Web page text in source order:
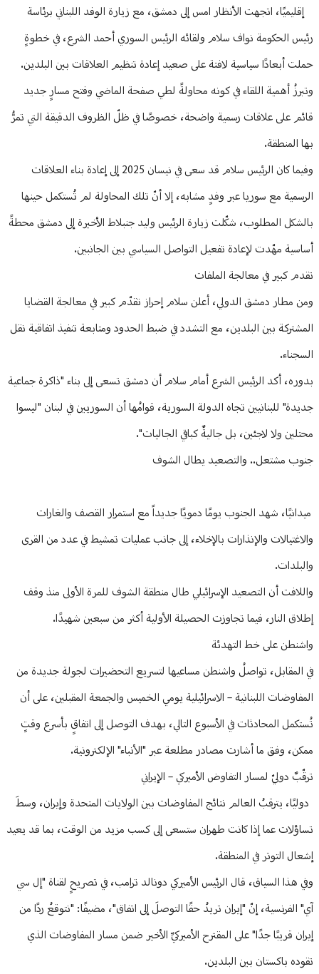
إقليميًا، اتجهت الأنظار امس إلى دمشق، مع زيارة الوفد اللبناني برئاسة
رئيس الحكومة نواف سلام ولقائه الرئيس السوري أحمد الشرع، في خطوةٍ
حملت أبعادًا سياسية لافتة على صعيد إعادة تنظيم العلاقات بين البلدين.
وتبرزُ أهمية اللقاء في كونه محاولةً لطي صفحة الماضي وفتح مسارٍ جديد
قائم على علاقات رسمية واضحة، خصوصًا في ظلّ الظروف الدقيقة التي تمرُّ
بها المنطقة.
وفيما كان الرئيس سلام قد سعى في نيسان 2025 إلى إعادة بناء العلاقات
الرسمية مع سوريا عبر وفدٍ مشابه، إلا أنّ تلك المحاولة لم تُستكمل حينها
بالشكل المطلوب، شكّلت زيارة الرئيس وليد جنبلاط الأخيرة إلى دمشق محطةً
أساسية مهّدت لإعادة تفعيل التواصل السياسي بين الجانبين.
تقدم كبير في معالجة الملفات
ومن مطار دمشق الدولي، أعلن سلام إحراز تقدّم كبير في معالجة القضايا
المشتركة بين البلدين، مع التشدد في ضبط الحدود ومتابعة تنفيذ اتفاقية نقل
السجناء.
بدوره، أكد الرئيس الشرع أمام سلام أن دمشق تسعى إلى بناء "ذاكرة جماعية
جديدة" للبنانيين تجاه الدولة السورية، قوامُها أن السوريين في لبنان "ليسوا
محتلين ولا لاجئين، بل جاليةٌ كباقي الجاليات".
جنوب مشتعل.. والتصعيد يطال الشوف
ميدانيًا، شهد الجنوب يومًا دمويًا جديداً مع استمرار القصف والغارات
والاغتيالات والإنذارات بالإخلاء، إلى جانب عمليات تمشيط في عدد من القرى
والبلدات.
واللافت أن التصعيد الإسرائيلي طال منطقة الشوف للمرة الأولى منذ وقف
إطلاق النار، فيما تجاوزت الحصيلة الأولية أكثر من سبعين شهيدًا.
واشنطن على خط التهدئة
في المقابل، تواصلُ واشنطن مساعيها لتسريع التحضيرات لجولة جديدة من
المفاوضات اللبنانية – الاسرائيلية يومي الخميس والجمعة المقبلين، على أن
تُستكمل المحادثات في الأسبوع التالي، بهدف التوصل إلى اتفاقٍ بأسرع وقتٍ
ممكن، وفق ما أشارت مصادر مطلعة عبر "الأنباء" الإلكترونية.
ترقّبٌ دوليّ لمسار التفاوض الأميركي – الإيراني
دوليًا، يترقبُ العالم نتائج المفاوضات بين الولايات المتحدة وإيران، وسطَ
تساؤلات عما إذا كانت طهران ستسعى إلى كسب مزيد من الوقت، بما قد يعيد
إشعال التوتر في المنطقة.
وفي هذا السياق، قال الرئيس الأميركي دونالد ترامب، في تصريحٍ لقناة "إل سي
آي" الفرنسية، إنّ "إيران تريدُ حقًا التوصلَ إلى اتفاق"، مضيفًا: "نتوقعُ ردًا من
إيران قريبًا جدًا" على المقترح الأميركيِّ الأخير ضمن مسار المفاوضات الذي
تقوده باكستان بين البلدين.